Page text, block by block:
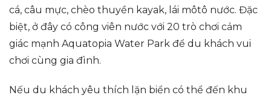
cá, câu mực, chèo thuyền kayak, lái môtô nước. Đặc
biệt, ở đây có công viên nước với 20 trò chơi cảm
giác mạnh Aquatopia Water Park để du khách vui
chơi cùng gia đình.
Nếu du khách yêu thích lặn biển có thể đến khu